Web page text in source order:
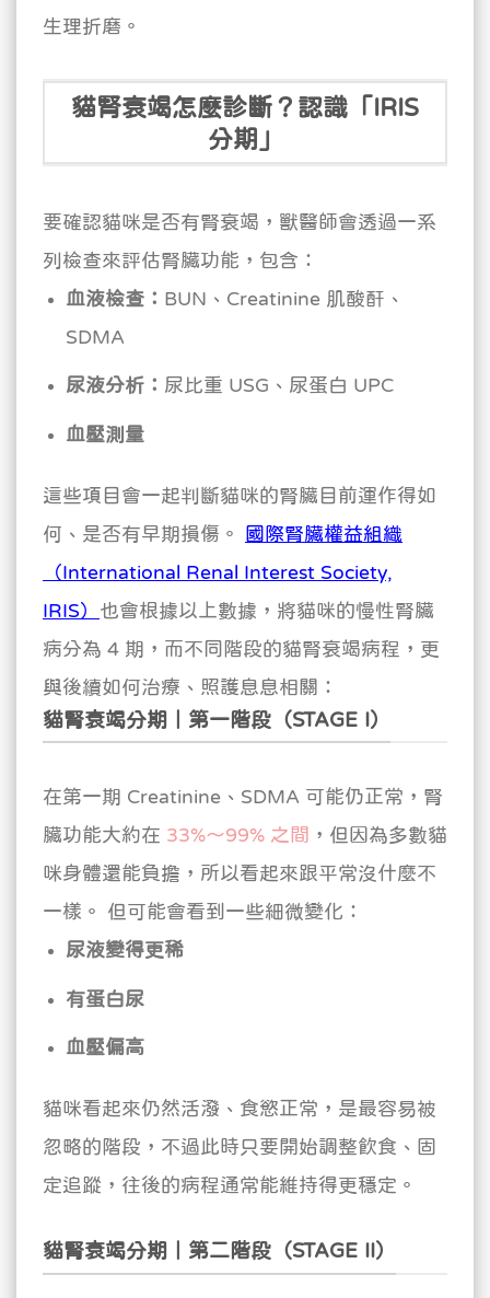
生理折磨。
貓腎衰竭怎麼診斷？認識「IRIS
分期」
要確認貓咪是否有腎衰竭，獸醫師會透過一系
列檢查來評估腎臟功能，包含：
血液檢查： BUN、Creatinine 肌酸酐、
SDMA
尿液分析： 尿比重 USG、尿蛋白 UPC
血壓測量
這些項目會一起判斷貓咪的腎臟目前運作得如
何、是否有早期損傷。
國際腎臟權益組織
（International Renal Interest Society,
IRIS） 也會根據以上數據，將貓咪的慢性腎臟
病分為 4 期，而不同階段的貓腎衰竭病程，更
與後續如何治療、照護息息相關：
貓腎衰竭分期｜第一階段（STAGE I）
在第一期 Creatinine、SDMA 可能仍正常，腎
臟功能大約在 33%～99% 之間 ，但因為多數貓
咪身體還能負擔，所以看起來跟平常沒什麼不
一樣。
但可能會看到一些細微變化：
尿液變得更稀
有蛋白尿
血壓偏高
貓咪看起來仍然活潑、食慾正常，是最容易被
忽略的階段，不過此時只要開始調整飲食、固
定追蹤，往後的病程通常能維持得更穩定。
貓腎衰竭分期｜第二階段（STAGE II）